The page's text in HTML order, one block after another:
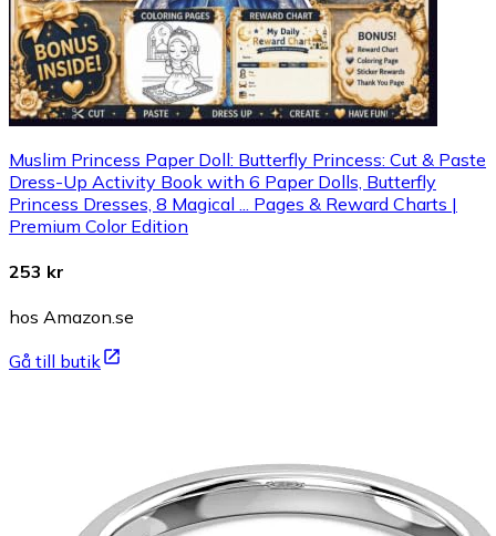
Muslim Princess Paper Doll: Butterfly Princess: Cut & Paste
Dress-Up Activity Book with 6 Paper Dolls, Butterfly
Princess Dresses, 8 Magical ... Pages & Reward Charts |
Premium Color Edition
253 kr
hos Amazon.se
Gå till butik